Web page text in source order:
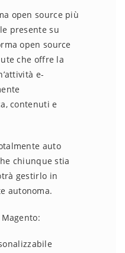
open source più
presente su
open source
che offre la
e-
contenuti e
auto
chiunque stia
gestirlo in
autonoma.